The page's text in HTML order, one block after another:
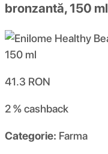
bronzantă, 150 ml
41.3 RON
2 %cashback
Categorie: Farma